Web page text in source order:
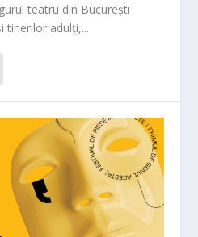
teatru din București
tinerilor adulți,...